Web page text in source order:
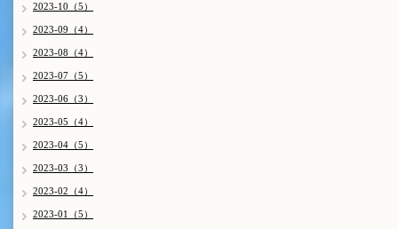
2023-10（5）
2023-09（4）
2023-08（4）
2023-07（5）
2023-06（3）
2023-05（4）
2023-04（5）
2023-03（3）
2023-02（4）
2023-01（5）